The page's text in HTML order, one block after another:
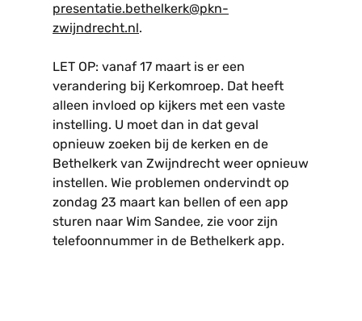
presentatie.bethelkerk@pkn-
zwijndrecht.nl.
LET OP: vanaf 17 maart is er een
verandering bij Kerkomroep. Dat heeft
alleen invloed op kijkers met een vaste
instelling. U moet dan in dat geval
opnieuw zoeken bij de kerken en de
Bethelkerk van Zwijndrecht weer opnieuw
instellen. Wie problemen ondervindt op
zondag 23 maart kan bellen of een app
sturen naar Wim Sandee, zie voor zijn
telefoonnummer in de Bethelkerk app.